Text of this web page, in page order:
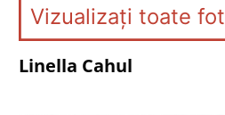
Vizualizați toate
Linella Cahul